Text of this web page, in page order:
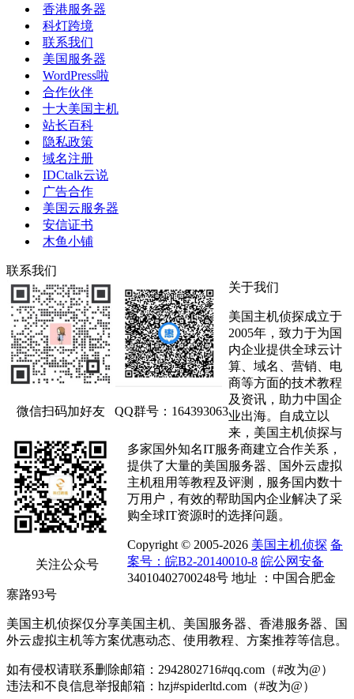
香港服务器
科灯跨境
联系我们
美国服务器
WordPress啦
合作伙伴
十大美国主机
站长百科
隐私政策
域名注册
IDCtalk云说
广告合作
美国云服务器
安信证书
木鱼小铺
联系我们
微信扫码加好友 QQ群号：164393063
关注公众号
关于我们
美国主机侦探成立于
2005年，致力于为国
内企业提供全球云计
算、域名、营销、电
商等方面的技术教程
及资讯，助力中国企
业出海。自成立以
来，美国主机侦探与
多家国外知名IT服务商建立合作关系，
提供了大量的美国服务器、国外云虚拟
主机租用等教程及评测，服务国内数十
万用户，有效的帮助国内企业解决了采
购全球IT资源时的选择问题。
Copyright © 2005-2026 美国主机侦探 备
案号：皖B2-20140010-8 皖公网安备
34010402700248号 地址 ：中国合肥金
寨路93号
美国主机侦探仅分享美国主机、美国服务器、香港服务器、国
外云虚拟主机等方案优惠动态、使用教程、方案推荐等信息。
如有侵权请联系删除邮箱：2942802716#qq.com（#改为@）
违法和不良信息举报邮箱：hzj#spiderltd.com（#改为@）